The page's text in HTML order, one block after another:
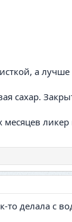
а
сахар.
делала с